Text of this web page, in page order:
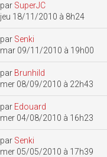
par SuperJC
jeu 18/11/2010 à 8h24
par Senki
mar 09/11/2010 à 19h00
par Brunhild
mer 08/09/2010 à 22h43
par Edouard
mer 04/08/2010 à 16h23
par Senki
mer 05/05/2010 à 17h39